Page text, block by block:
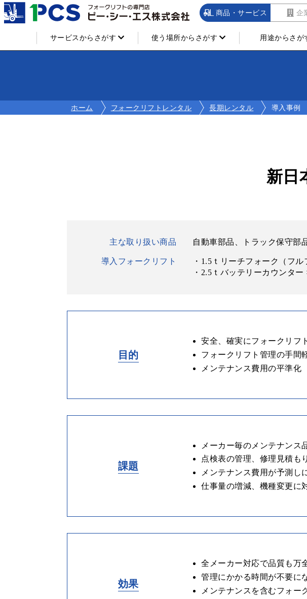
商品・サービス 企
サービスからさがす 使う場所からさがす 用途からさが
ホーム フォークリフトレンタル 長期レンタル 導入事例
新日
主な取り扱い商品 自動車部品、トラック保守部
導入フォークリフト
・1.5ｔリーチフォーク（フ
・2.5ｔバッテリーカウンター
目的
安全、確実にフォークリフ
フォークリフト管理の手間
メンテナンス費用の平準化
課題
メーカー毎のメンテナンス
点検表の管理、修理見積も
メンテナンス費用が予測し
仕事量の増減、機種変更に
効果
全メーカー対応で品質も万
管理にかかる時間が不要に
メンテナンスを含むフォー